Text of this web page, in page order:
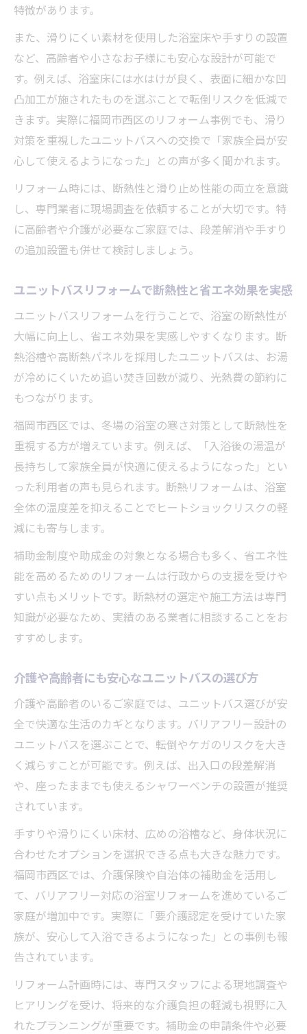
る方法
ユニットバスの補助金申請に必要な条件と
注意点
お風呂リフォーム補助金の最新情報を押さ
える
福岡市西区のユニットバス最新動向を解説
福岡市のユニットバスリフォーム人気傾向
とは
水回りリフォーム福岡の最新トレンドを紹
介
口コミから見るユニットバスの満足度と評
価
福岡市浴室リフォームの事例と費用相場
安心できるユニットバス導入のポイントとは
滑りにくい床や手すりで安心な浴室リフォ
ユニットバスリフォームで安全性向上を実
現
水回りリフォーム福岡で失敗しない業者選
び
ユニットバスリフォームの工事内容と流れ
ユニットバスと合わせて水回り全体を見直
す方法
浴室リフォームと一緒に考える水回り改善
策
水回りリフォーム福岡の口コミ活用ポイン
ト
お風呂リフォーム金額を賢く比較するコツ
浴室リフォーム費用と補助金申請の実践ガイド
ユニットバスリフォーム費用の内訳を徹底
解説
補助金を活用した浴室リフォームの流れ
費用を抑えるためのユニットバス選びのポ
イント
ユニットバスリフォーム補助金の申請手続
き
お風呂リフォーム金額シミュレーションの
活用法
特徴があります。
また、滑りにくい素材を使用した浴室床や手すりの設置
など、高齢者や小さなお子様にも安心な設計が可能で
す。例えば、浴室床には水はけが良く、表面に細かな凹
凸加工が施されたものを選ぶことで転倒リスクを低減で
きます。実際に福岡市西区のリフォーム事例でも、滑り
対策を重視したユニットバスへの交換で「家族全員が安
心して使えるようになった」との声が多く聞かれます。
リフォーム時には、断熱性と滑り止め性能の両立を意識
し、専門業者に現場調査を依頼することが大切です。特
に高齢者や介護が必要なご家庭では、段差解消や手すり
の追加設置も併せて検討しましょう。
ユニットバスリフォームで断熱性と省エネ効果を実感
ユニットバスリフォームを行うことで、浴室の断熱性が
大幅に向上し、省エネ効果を実感しやすくなります。断
熱浴槽や高断熱パネルを採用したユニットバスは、お湯
が冷めにくいため追い焚き回数が減り、光熱費の節約に
もつながります。
福岡市西区では、冬場の浴室の寒さ対策として断熱性を
重視する方が増えています。例えば、「入浴後の湯温が
長持ちして家族全員が快適に使えるようになった」とい
った利用者の声も見られます。断熱リフォームは、浴室
全体の温度差を抑えることでヒートショックリスクの軽
減にも寄与します。
補助金制度や助成金の対象となる場合も多く、省エネ性
能を高めるためのリフォームは行政からの支援を受けや
すい点もメリットです。断熱材の選定や施工方法は専門
知識が必要なため、実績のある業者に相談することをお
すすめします。
介護や高齢者にも安心なユニットバスの選び方
介護や高齢者のいるご家庭では、ユニットバス選びが安
全で快適な生活のカギとなります。バリアフリー設計の
ユニットバスを選ぶことで、転倒やケガのリスクを大き
く減らすことが可能です。例えば、出入口の段差解消
や、座ったままでも使えるシャワーベンチの設置が推奨
されています。
手すりや滑りにくい床材、広めの浴槽など、身体状況に
合わせたオプションを選択できる点も大きな魅力です。
福岡市西区では、介護保険や自治体の補助金を活用し
て、バリアフリー対応の浴室リフォームを進めているご
家庭が増加中です。実際に「要介護認定を受けていた家
族が、安心して入浴できるようになった」との事例も報
告されています。
リフォーム計画時には、専門スタッフによる現地調査や
ヒアリングを受け、将来的な介護負担の軽減も視野に入
れたプランニングが重要です。補助金の申請条件や必要